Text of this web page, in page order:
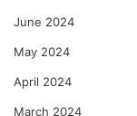
June 2024
May 2024
April 2024
March 2024